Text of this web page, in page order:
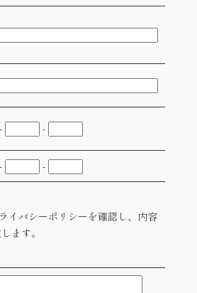
- -
- -
イバシーポリシーを確認し、内容
ます。